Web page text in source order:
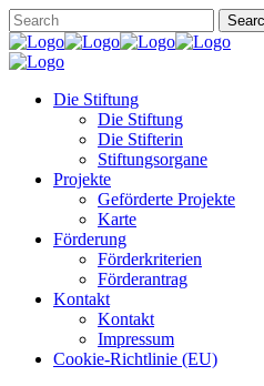
Die Stiftung
Die Stiftung
Die Stifterin
Stiftungsorgane
Projekte
Geförderte Projekte
Karte
Förderung
Förderkriterien
Förderantrag
Kontakt
Kontakt
Impressum
Cookie-Richtlinie (EU)